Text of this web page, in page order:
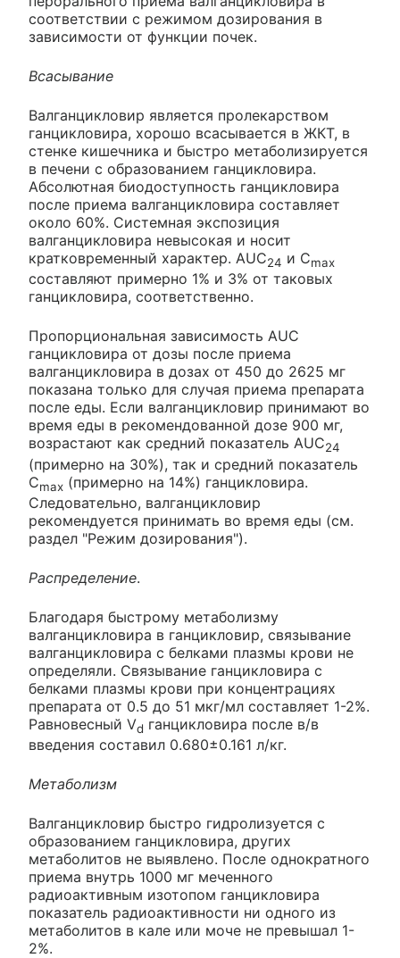
соответствии с режимом дозирования в
зависимости от функции почек.
Всасывание
Валганцикловир является пролекарством
ганцикловира, хорошо всасывается в ЖКТ, в
стенке кишечника и быстро метаболизируется
в печени с образованием ганцикловира.
Абсолютная биодоступность ганцикловира
после приема валганцикловира составляет
около 60%. Системная экспозиция
валганцикловира невысокая и носит
кратковременный характер. AUC24 и Сmax
составляют примерно 1% и 3% от таковых
ганцикловира, соответственно.
Пропорциональная зависимость AUC
ганцикловира от дозы после приема
валганцикловира в дозах от 450 до 2625 мг
показана только для случая приема препарата
после еды. Если валганцикловир принимают во
время еды в рекомендованной дозе 900 мг,
возрастают как средний показатель AUC24
(примерно на 30%), так и средний показатель
Сmax (примерно на 14%) ганцикловира.
Следовательно, валганцикловир
рекомендуется принимать во время еды (см.
раздел "Режим дозирования").
Распределение.
Благодаря быстрому метаболизму
валганцикловира в ганцикловир, связывание
валганцикловира с белками плазмы крови не
определяли. Связывание ганцикловира с
белками плазмы крови при концентрациях
препарата от 0.5 до 51 мкг/мл составляет 1-2%.
Равновесный Vd ганцикловира после в/в
введения составил 0.680±0.161 л/кг.
Метаболизм
Валганцикловир быстро гидролизуется с
образованием ганцикловира, других
метаболитов не выявлено. После однократного
приема внутрь 1000 мг меченного
радиоактивным изотопом ганцикловира
показатель радиоактивности ни одного из
метаболитов в кале или моче не превышал 1-
2%.